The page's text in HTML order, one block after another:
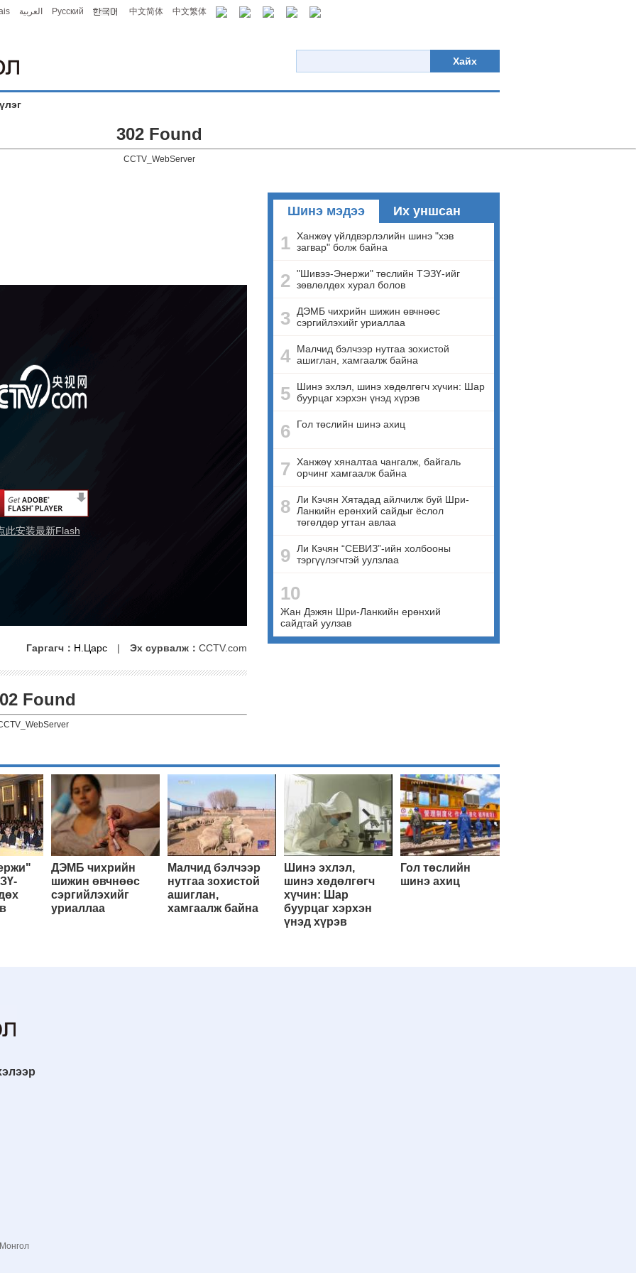
العربية Русский 中文简体 中文繁体
Хайх
302 Found
CCTV_WebServer
此安装最新Flash
Гаргагч： Н.Царс | Эх сурвалж： CCTV.com
Found
Шинэ мэдээ Их уншсан
1 Ханжөү үйлдвэрлэлийн шинэ "хэв
загвар" болж байна
2 "Шивээ-Энержи" төслийн ТЭЗҮ-ийг
зөвлөлдөх хурал болов
3
ДЭМБ чихрийн шижин өвчнөөс
сэргийлэхийг уриаллаа
4
Малчид бэлчээр нутгаа зохистой
ашиглан, хамгаалж байна
5
Шинэ эхлэл, шинэ хөдөлгөгч хүчин: Шар
буурцаг хэрхэн үнэд хүрэв
6 Гол төслийн шинэ ахиц
7
Ханжөү хяналтаа чангалж, байгаль
орчинг хамгаалж байна
8
Ли Кэчян Хятадад айлчилж буй Шри-
Ланкийн ерөнхий сайдыг ёслол
төгөлдөр угтан авлаа
9
Ли Кэчян “СЕВИЗ”-ийн холбооны
тэргүүлэгчтэй уулзлаа
10
Жан Дэжян Шри-Ланкийн ерөнхий
сайдтай уулзав
ДЭМБ чихрийн
шижин өвчнөөс
сэргийлэхийг
уриаллаа
Малчид бэлчээр
нутгаа зохистой
ашиглан,
хамгаалж байна
Шинэ эхлэл,
шинэ хөдөлгөгч
хүчин: Шар
буурцаг хэрхэн
үнэд хүрэв
Гол төслийн
шинэ ахиц